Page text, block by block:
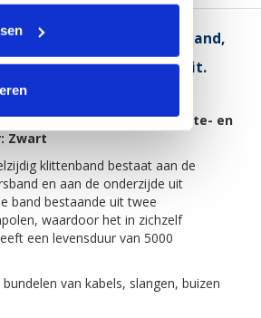
klittenband (bundelband,
diverse breedte- en
Extra soepele kwaliteit.
uit:
in de geselecteerde breedte- en
Zwart
klittenband bestaat aan de
en aan de onderzijde uit
band bestaande uit twee
waardoor het in zichzelf
een levensduur van 5000
bundelen van kabels, slangen, buizen